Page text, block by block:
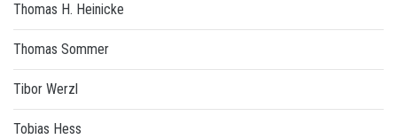
Thomas H. Heinicke
Thomas Sommer
Tibor Werzl
Tobias Hess